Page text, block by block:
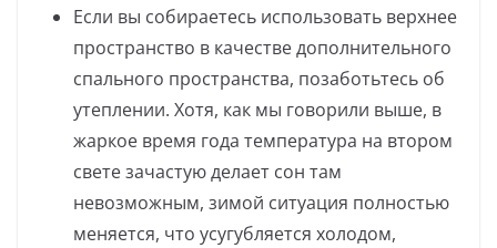
Если вы собираетесь использовать верхнее
пространство в качестве дополнительного
спального пространства, позаботьтесь об
утеплении. Хотя, как мы говорили выше, в
жаркое время года температура на втором
свете зачастую делает сон там
невозможным, зимой ситуация полностью
меняется, что усугубляется холодом,